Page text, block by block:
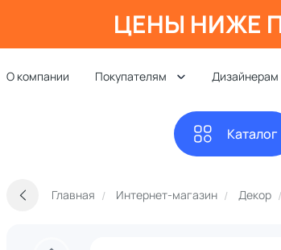
ЦЕНЫ НИЖЕ
О компании Покупателям Дизайнерам
Каталог
Главная Интернет-магазин Декор